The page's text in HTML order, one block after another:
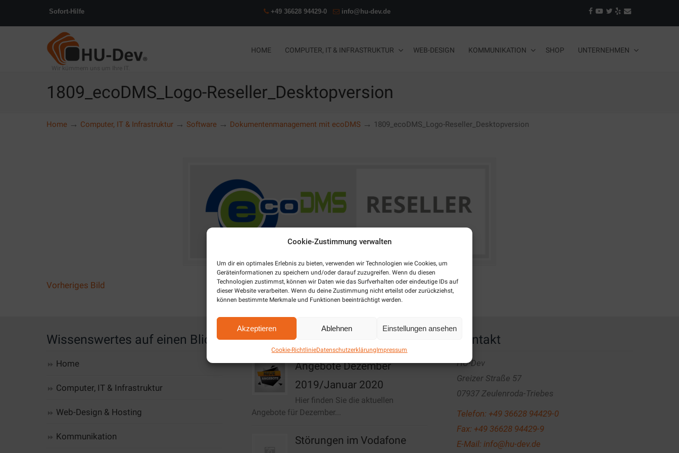
Cookie-Zustimmung verwalten
Um dir ein optimales Erlebnis zu bieten, verwenden wir Technologien wie Cookies, um
Geräteinformationen zu speichern und/oder darauf zuzugreifen. Wenn du diesen
Technologien zustimmst, können wir Daten wie das Surfverhalten oder eindeutige IDs auf
dieser Website verarbeiten. Wenn du deine Zustimmung nicht erteilst oder zurückziehst,
können bestimmte Merkmale und Funktionen beeinträchtigt werden.
Akzeptieren Ablehnen Einstellungen ansehen
Cookie-RichtlinieDatenschutzerklärungImpressum
Sofort-Hilfe +49 36628 94429-0 info@hu-dev.de
Wir kümmern uns um Ihre IT.
HOME COMPUTER, IT & INFRASTRUKTUR WEB-DESIGN KOMMUNIKATION SHOP UNTERNEHMEN
1809_ecoDMS_Logo-Reseller_Desktopversion
Home → Computer, IT & Infrastruktur → Software → Dokumentenmanagement mit ecoDMS → 1809_ecoDMS_Logo-Reseller_Desktopversion
Vorheriges Bild
Wissenswertes auf einen Blick
Home
Computer, IT & Infrastruktur
Web-Design & Hosting
Kommunikation
Aktuelles / News
Angebote Dezember
2019/Januar 2020
Hier finden Sie die aktuellen
Angebote für Dezember...
Störungen im Vodafone
Kontakt
HU-Dev
Greizer Straße 57
07937 Zeulenroda-Triebes
Telefon: +49 36628 94429-0
Fax: +49 36628 94429-9
E-Mail: info@hu-dev.de